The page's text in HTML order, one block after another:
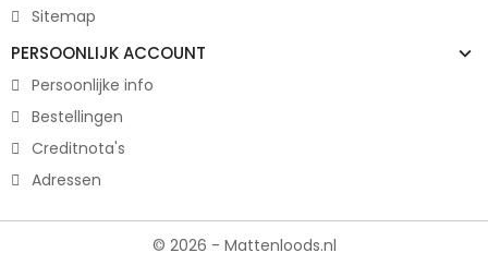
Sitemap
PERSOONLIJK ACCOUNT
Persoonlijke info
Bestellingen
Creditnota's
Adressen
© 2026 - Mattenloods.nl